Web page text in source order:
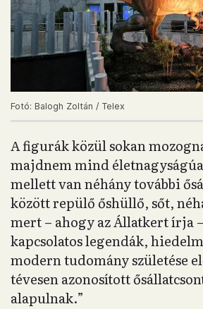
Fotó: Balogh Zoltán / Telex
A figurák közül sokan
majdnem mind
mellett van néhány további
között repülő őshüllő, sőt,
mert – ahogy az Állatkert írja
kapcsolatos legendák,
modern tudomány születése
tévesen azonosított
alapulnak.”